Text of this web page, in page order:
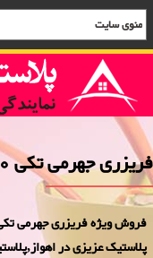
فریزری جهرمی تکی 2000 فروش